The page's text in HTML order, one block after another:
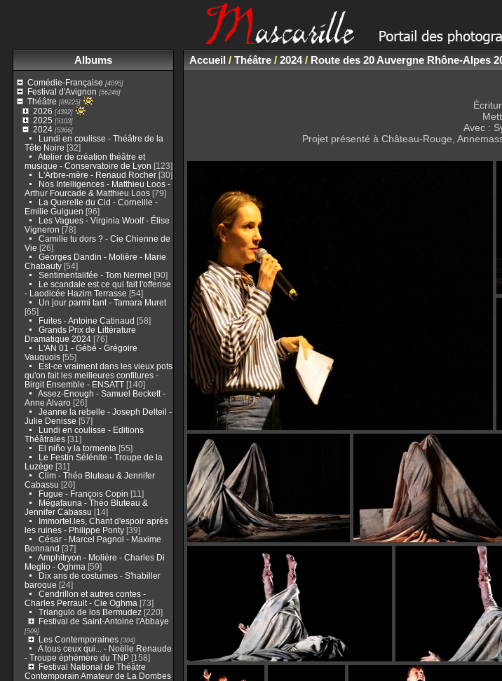
Albums
Comédie-Française [4095]
Festival d'Avignon [56246]
Théâtre [89225]
2026 [4392]
2025 [5103]
2024[5366]
Lundi en coulisse - Théâtre de la
Tête Noire [32]
Atelier de création théâtre et
musique - Conservatoire de Lyon [123]
L'Arbre-mère - Renaud Rocher[30]
Nos Intelligences - Matthieu Loos -
Arthur Fourcade & Matthieu Loos[79]
La Querelle du Cid - Corneille -
Emilie Guiguen [96]
Les Vagues - Virginia Woolf - Élise
Vigneron [78]
Camille tu dors ? - Cie Chienne de
Vie [26]
Georges Dandin - Molière - Marie
Chabauty[54]
Sentimentalifée - Tom Nermel [90]
Le scandale est ce qui fait l'offense
- Laodicée Hazim Terrasse [54]
Un jour parmi tant - Tamara Muret
[65]
Fuites - Antoine Catinaud [58]
Grands Prix de Littérature
Dramatique 2024[76]
L'AN 01 - Gébé - Grégoire
Vauquois[55]
Est-ce vraiment dans les vieux pots
qu'on fait les meilleures confitures -
Birgit Ensemble - ENSATT[140]
Assez-Enough - Samuel Beckett -
Anne Alvaro[26]
Jeanne la rebelle - Joseph Delteil -
Julie Denisse [57]
Lundi en coulisse - Editions
Théâtrales[31]
El niño y la tormenta [55]
Le Festin Sélénite - Troupe de la
Luzège [31]
Clim - Théo Bluteau & Jennifer
Cabassu [20]
Fugue - François Copin [11]
Mégafauna - Théo Bluteau &
Jennifer Cabassu [14]
Immortel.les, Chant d'espoir après
les ruines - Philippe Ponty[39]
César - Marcel Pagnol - Maxime
Bonnand [37]
Amphitryon - Molière - Charles Di
Meglio - Oghma [59]
Dix ans de costumes - S'habiller
baroque [24]
Cendrillon et autres contes -
Charles Perrault - Cie Oghma [73]
Triangulo de los Bermudez[220]
Festival de Saint-Antoine l'Abbaye
[509]
Les Contemporaines[304]
A tous ceux qui... - Noëlle Renaude
- Troupe éphémère du TNP[158]
Festival National de Théâtre
Contemporain Amateur de La Dombes
Accueil/ Théâtre/ 2024/ Route des 20 Auvergne Rhône-Alpes
Avec :
Projet présenté à Château-Rouge,